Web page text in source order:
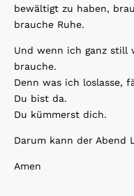
bewältigt zu haben,
brauche Ruhe.
Und wenn ich ganz still
brauche.
Denn was ich loslasse,
Du bist da.
Du kümmerst dich.
Darum kann der Abend
Amen